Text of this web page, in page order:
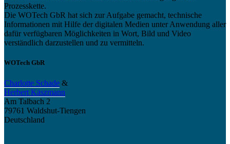
Prozesskette.
Die WOTech GbR hat sich zur Aufgabe gemacht, technische
Informationen mit Hilfe der digitalen Medien unter Anwendung aller
dafür verfügbaren Möglichkeiten in Wort, Bild und Video
verständlich darzustellen und zu vermitteln.
WOTech GbR
Charlotte Schade &
Herbert Käszmann
Am Talbach 2
79761 Waldshut-Tiengen
Deutschland